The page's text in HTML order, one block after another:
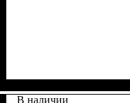
В наличии